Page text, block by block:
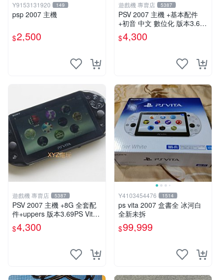
Y9153131920 149
psp 2007 主機
$2,500
遊戲機 專賣店 5387
PSV 2007 主機 +基本配件
+初音 中文 數位化 版本3.69
PS Vita2007 保修一年 85成
新
$4,300
遊戲機 專賣店 5387
PSV 2007 主機 +8G 全套配
件+uppers 版本3.69PS Vita2
$4,300
Y4103454476 1514
ps vita 2007 盒書全 冰河白
全新未拆
$99,999